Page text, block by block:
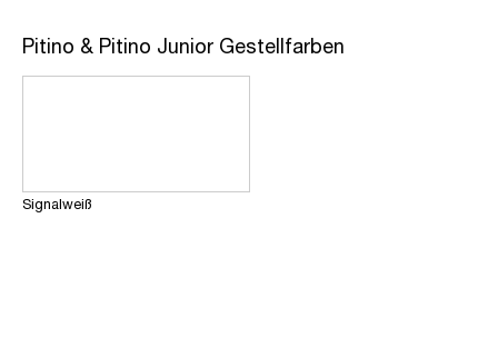
Pitino & Pitino Junior Gestellfarben
Signalweiß